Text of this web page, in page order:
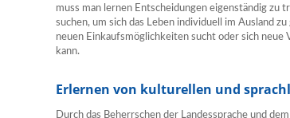
muss man lernen Entscheidungen eigenständig
suchen, um sich das Leben individuell im Ausland
neuen Einkaufsmöglichkeiten sucht oder sich
kann.
Erlernen von kulturellen und
Durch das Beherrschen der Landessprache und